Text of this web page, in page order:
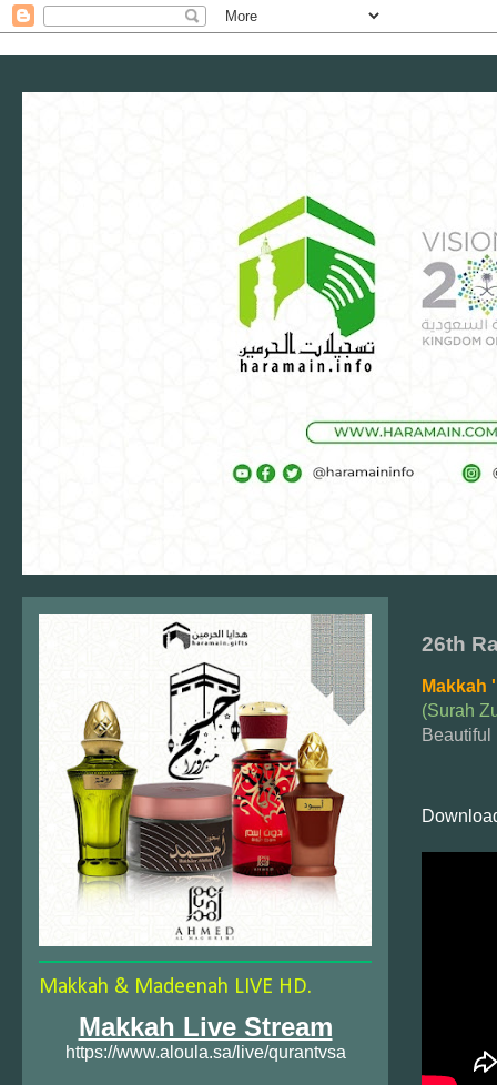
26th
Makkah
(Surah
Beautiful
Makkah & Madeenah LIVE HD.
Makkah Live Stream
https://www.aloula.sa/live/qurantvsa